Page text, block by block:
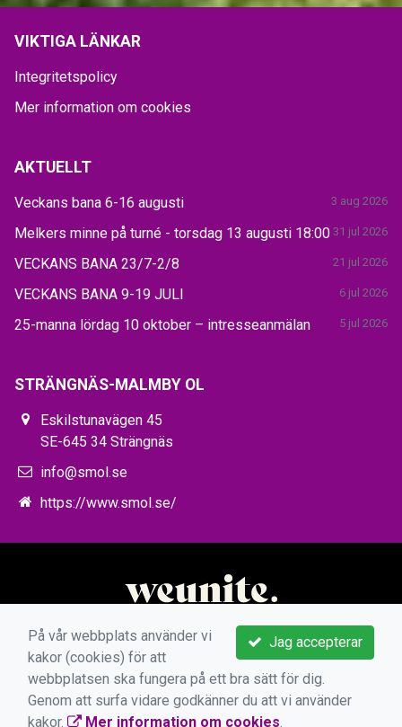
VIKTIGA LÄNKAR
Integritetspolicy
Mer information om cookies
AKTUELLT
Veckans bana 6-16 augusti 3 aug 2026
Melkers minne på turné - torsdag 13 augusti 18:00 31 jul 2026
VECKANS BANA 23/7-2/8 21 jul 2026
VECKANS BANA 9-19 JULI 6 jul 2026
25-manna lördag 10 oktober – intresseanmälan 5 jul 2026
STRÄNGNÄS-MALMBY OL
Eskilstunavägen 45
SE-645 34 Strängnäs
info@smol.se
https://www.smol.se/
Jag accepterar
På vår webbplats använder vi
kakor (cookies) för att
webbplatsen ska fungera på ett bra sätt för dig.
Genom att surfa vidare godkänner du att vi använder
kakor.
Mer information om cookies.